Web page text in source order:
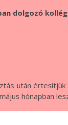
dolgozó
után
hónapban